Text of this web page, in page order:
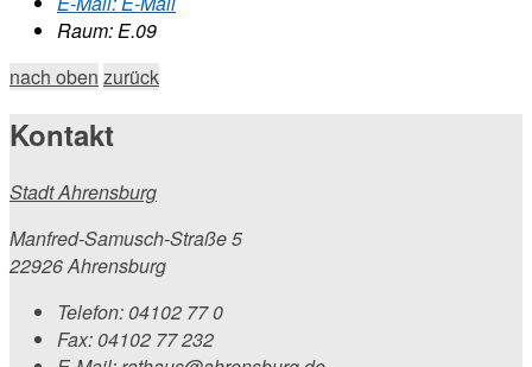
Raum: E.09
nach oben zurück
Kontakt
Stadt Ahrensburg
Manfred-Samusch-Straße 5
22926 Ahrensburg
Telefon: 04102 77 0
Fax: 04102 77 232